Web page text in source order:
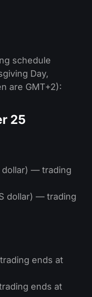
schedule
Day,
are GMT+2):
25
dollar) — trading
dollar) — trading
ends at
ends at